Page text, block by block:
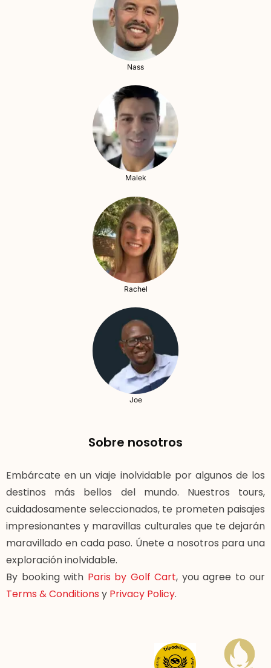
Nass
Malek
Rachel
Joe
Sobre nosotros
Embárcate en un viaje inolvidable por algunos de los
destinos más bellos del mundo. Nuestros tours,
cuidadosamente seleccionados, te prometen paisajes
impresionantes y maravillas culturales que te dejarán
maravillado en cada paso. Únete a nosotros para una
exploración inolvidable.
By booking with Paris by Golf Cart, you agree to our
Terms & Conditions y Privacy Policy.